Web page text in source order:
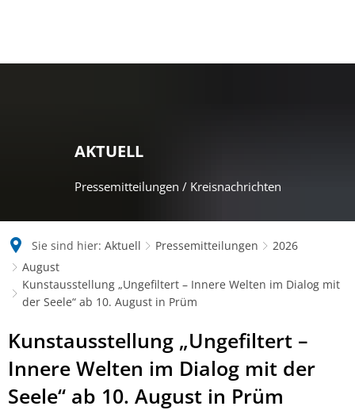
AKTUELL
Pressemitteilungen / Kreisnachrichten
Sie sind hier: Aktuell Pressemitteilungen
2026
August
Kunstausstellung „Ungefiltert – Innere Welten im Dialog mit
der Seele“ ab 10. August in Prüm
Kunstausstellung „Ungefiltert –
Innere Welten im Dialog mit der
Seele“ ab 10. August in Prüm